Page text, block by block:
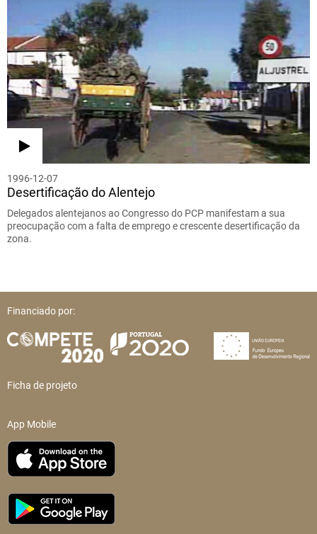
1996-12-07
Desertificação do Alentejo
Delegados alentejanos ao Congresso do PCP manifestam a sua
preocupação com a falta de emprego e crescente desertificação da
zona.
Financiado por:
Ficha de projeto
App Mobile